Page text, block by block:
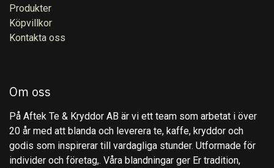
Produkter
Köpvillkor
Kontakta oss
Om oss
På Aftek Te & Kryddor AB är vi ett team som arbetat i över
20 år med att blanda och leverera te, kaffe, kryddor och
godis som inspirerar till vardagliga stunder. Utformade för
individer och företag,. Våra blandningar ger Er tradition,